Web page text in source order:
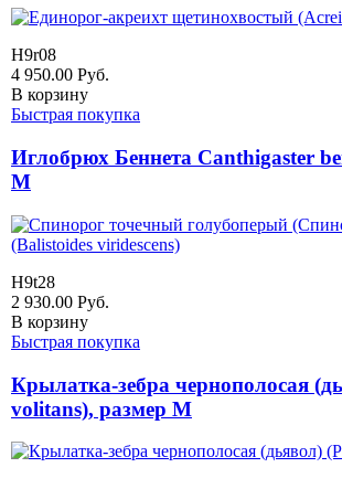
H9r08
4 950.00 Руб.
В корзину
Быстрая покупка
Иглобрюх Беннета Canthigaster
M
H9t28
2 930.00 Руб.
В корзину
Быстрая покупка
Крылатка-зебра чернополосая
volitans), размер M